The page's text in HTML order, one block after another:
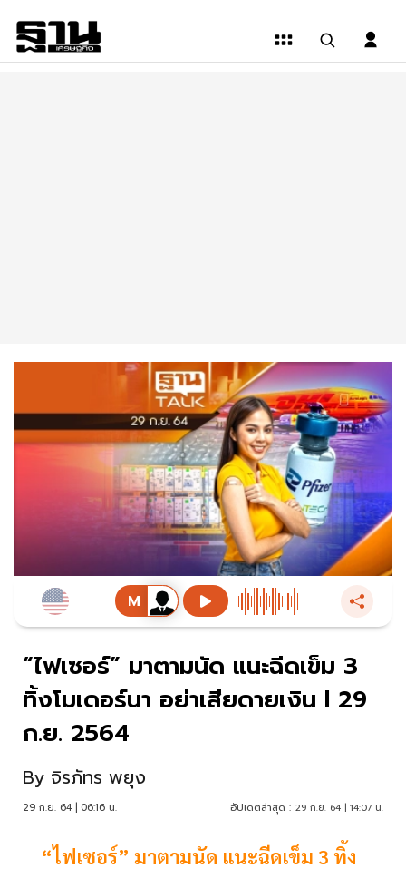
“ไฟเซอร์” มาตามนัด แนะฉีดเข็ม 3
ทิ้งโมเดอร์นา อย่าเสียดายเงิน l 29
ก.ย. 2564
By จิรภัทร พยุง
29 ก.ย. 64 | 06:16 น. อัปเดตล่าสุด : 29 ก.ย. 64 | 14:07 น.
“ไฟเซอร์” มาตามนัด แนะฉีดเข็ม 3 ทิ้ง